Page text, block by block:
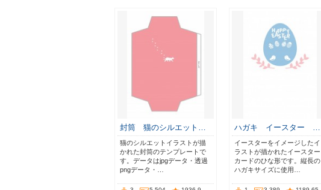
封筒 猫のシルエット…
猫のシルエットイラストが描
かれた封筒のテンプレートで
す。データはjpgデータ・透過
pngデータ・…
ハガキ イースター …
イースターをイメージしたイ
ラストが描かれたイースター
カードのひな形です。縦長の
ハガキサイズに使用…